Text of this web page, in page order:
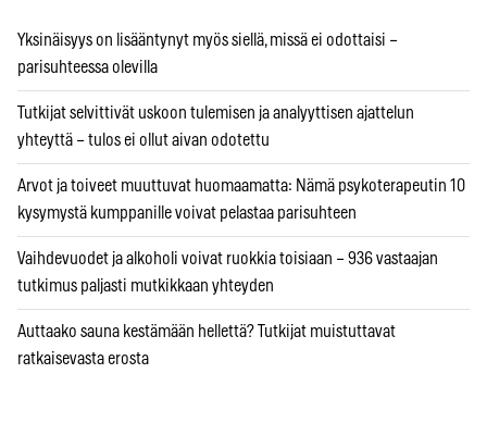
Yksinäisyys on lisääntynyt myös siellä, missä ei odottaisi –
parisuhteessa olevilla
Tutkijat selvittivät uskoon tulemisen ja analyyttisen ajattelun
yhteyttä – tulos ei ollut aivan odotettu
Arvot ja toiveet muuttuvat huomaamatta: Nämä psykoterapeutin 10
kysymystä kumppanille voivat pelastaa parisuhteen
Vaihdevuodet ja alkoholi voivat ruokkia toisiaan – 936 vastaajan
tutkimus paljasti mutkikkaan yhteyden
Auttaako sauna kestämään hellettä? Tutkijat muistuttavat
ratkaisevasta erosta